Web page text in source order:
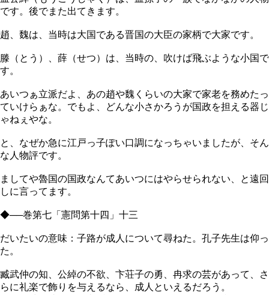
です。後でまた出てきます。
趙、魏は、当時は大国である晋国の大臣の家柄で大家です。
滕（とう）、薛（せつ）は、当時の、吹けば飛ぶような小国で
す。
あいつぁ立派だよ、あの趙や魏くらいの大家で家老を務めたっ
ていけらぁな。でもよ、どんな小さかろうが国政を担える器じ
ゃねぇやな。
と、なぜか急に江戸っ子ぽい口調になっちゃいましたが、そん
な人物評です。
ましてや魯国の国政なんてあいつにはやらせられない、と遠回
しに言ってます。
◆──巻第七「憲問第十四」十三
だいたいの意味：子路が成人について尋ねた。孔子先生は仰っ
た。
臧武仲の知、公綽の不欲、卞荘子の勇、冉求の芸があって、さ
らに礼楽で飾りを与えるなら、成人といえるだろう。